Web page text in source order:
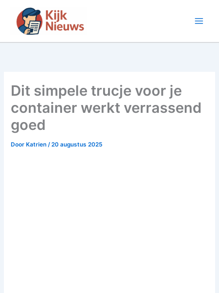
inhoud
Dit simpele trucje voor je
container werkt verrassend
goed
Door Katrien/20 augustus 2025